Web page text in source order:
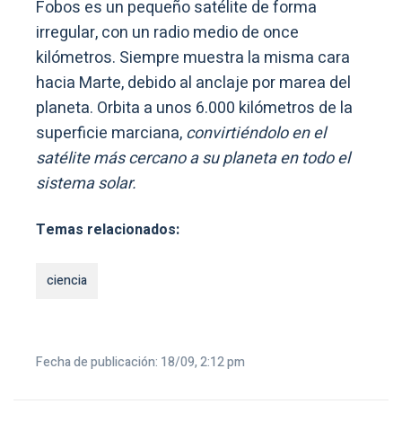
Fobos es un pequeño satélite de forma
irregular, con un radio medio de once
kilómetros. Siempre muestra la misma cara
hacia Marte, debido al anclaje por marea del
planeta. Orbita a unos 6.000 kilómetros de la
superficie marciana,convirtiéndolo en el
satélite más cercano a su planeta en todo el
sistema solar.
Temas relacionados:
ciencia
Fecha de publicación: 18/09, 2:12 pm